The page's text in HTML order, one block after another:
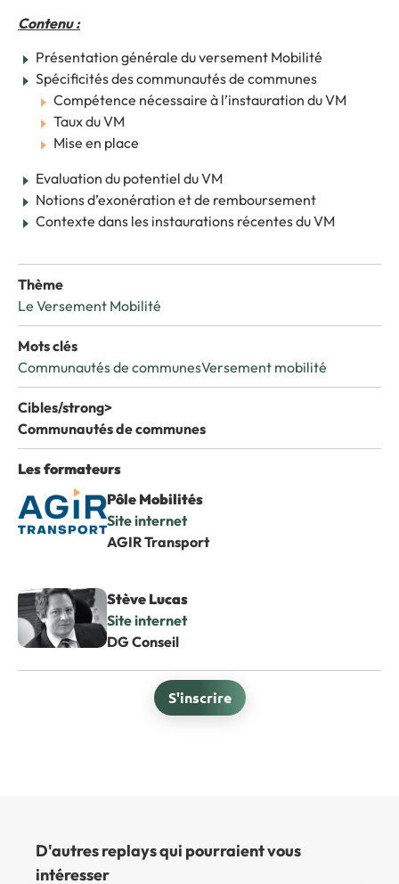
Contenu :
Présentation générale du versement Mobilité
Spécificités des communautés de communes
Compétence nécessaire à l’instauration du VM
Taux du VM
Mise en place
Evaluation du potentiel du VM
Notions d’exonération et de remboursement
Contexte dans les instaurations récentes du VM
Thème
Le Versement Mobilité
Mots clés
Communautés de communesVersement mobilité
Cibles/strong>
Communautés de communes
Les formateurs
Pôle Mobilités
Site internet
AGIR Transport
Stève Lucas
Site internet
DG Conseil
S'inscrire
D'autres replays qui pourraient vous
intéresser